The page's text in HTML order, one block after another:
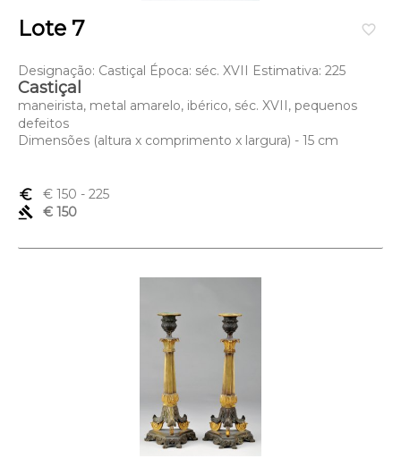
favorite_border
Lote 7
Designação: Castiçal Época: séc. XVII Estimativa: 225
Castiçal
maneirista, metal amarelo, ibérico, séc. XVII, pequenos
defeitos
Dimensões (altura x comprimento x largura) - 15 cm
euro_symbol € 150 - 225
gavel
€ 150